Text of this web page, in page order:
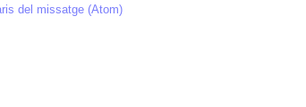
del missatge (Atom)